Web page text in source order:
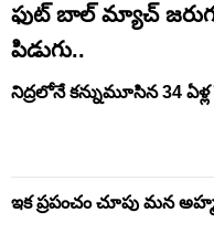
ఫుట్ బాల్ మ్యాచ్
పిడుగు..
నిద్రలోనే కన్నుమూసిన 34
ఇక ప్రపంచం చూపు మన